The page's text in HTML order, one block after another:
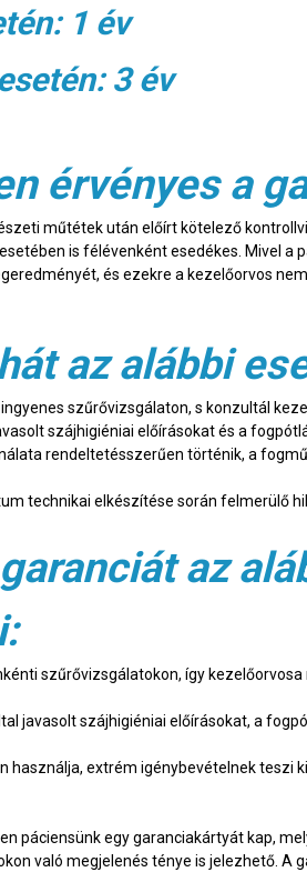
1 év
3 év
érvényes a
műtétek után előírt kötelező
is félévenként esedékes. Mivel a
és ezekre a kezelőorvos
az alábbi
szűrővizsgálaton, s konzultál
szájhigiéniai előírásokat és a
rendeltetésszerűen történik, a
technikai elkészítése során felmerülő
az
szűrővizsgálatokon, így
javasolt szájhigiéniai előírásokat, a
használja, extrém igénybevételnek teszi
páciensünk egy garanciakártyát kap,
való megjelenés ténye is jelezhető. A